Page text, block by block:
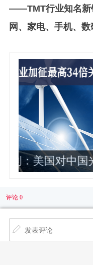
——TMT行业知名新
网、家电、手机、数
政企
独家：中
评论 0